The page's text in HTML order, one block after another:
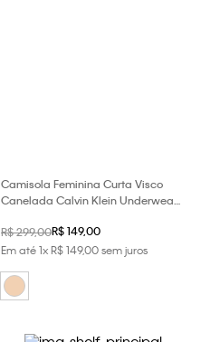
Camisola Feminina Curta Visco
Canelada Calvin Klein Underwear
R$299,00R$149,00
Em até1xR$149,00sem juros